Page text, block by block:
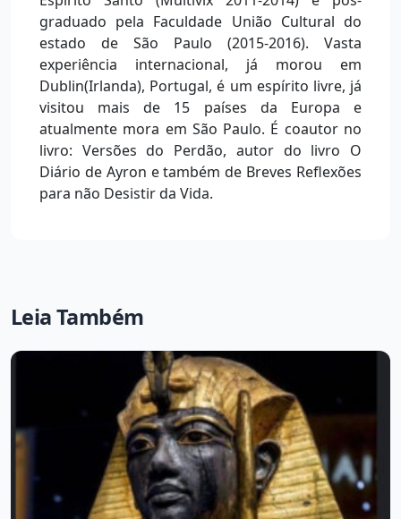
graduado pela Faculdade União Cultural do
estado de São Paulo (2015-2016). Vasta
experiência internacional, já morou em
Dublin(Irlanda), Portugal, é um espírito livre, já
visitou mais de 15 países da Europa e
atualmente mora em São Paulo. É coautor no
livro: Versões do Perdão, autor do livro O
Diário de Ayron e também de Breves Reflexões
para não Desistir da Vida.
Leia Também